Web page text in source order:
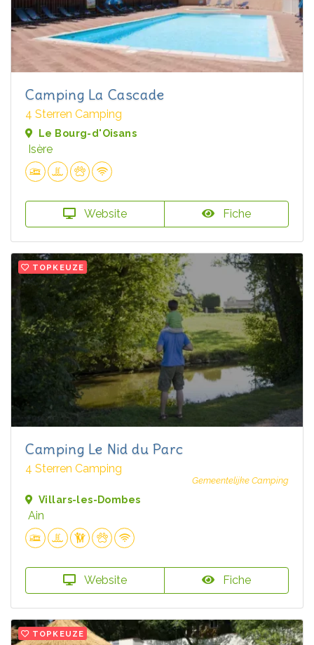
Camping La Cascade
4 Sterren Camping
Le Bourg-d'Oisans
Isère
Website Fiche
TOPKEUZE
Camping Le Nid du Parc
4 Sterren Camping
Gemeentelijke Camping
Villars-les-Dombes
Ain
Website Fiche
TOPKEUZE